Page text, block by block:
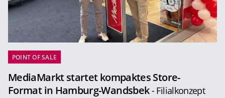
POINT OF SALE
MediaMarkt startet kompaktes Store-
Format in Hamburg-Wandsbek- Filialkonzept